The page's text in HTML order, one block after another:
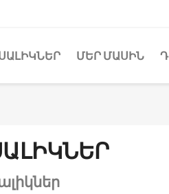
ՄԵՐ ՄԱՍԻՆ